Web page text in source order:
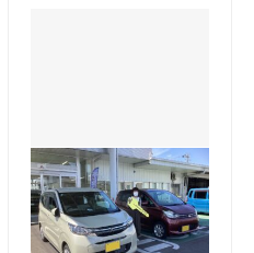
ekワゴン🚙 納車式
✨
関店